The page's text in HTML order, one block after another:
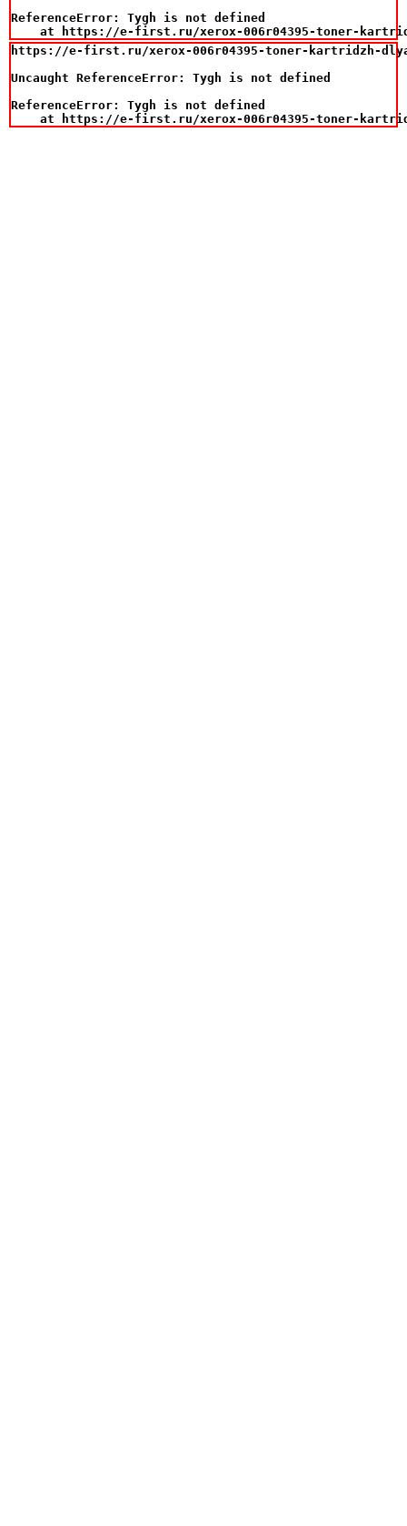
ReferenceError: Tygh is not defined
at https://e-first.ru/xerox-006r04395-toner-
https://e-first.ru/xerox-006r04395-toner-kartridzh-dlya-
Uncaught ReferenceError: Tygh is not defined
ReferenceError: Tygh is not defined
at https://e-first.ru/xerox-006r04395-toner-